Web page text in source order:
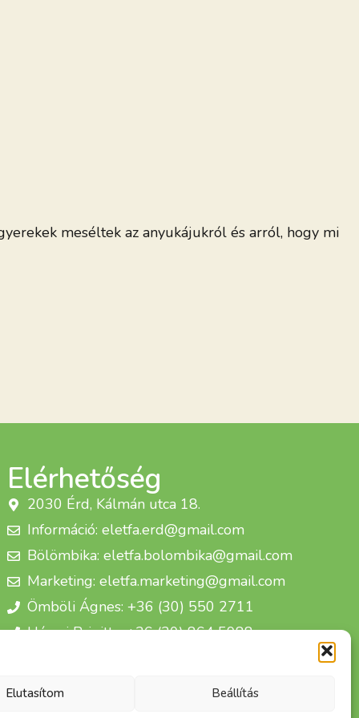
Elutasítom Beállítás
meséltek az anyukájukról és arról, hogy mi
Elérhetőség
2030 Érd, Kálmán utca 18.
Információ: eletfa.erd@gmail.com
Bölömbika: eletfa.bolombika@gmail.com
Marketing: eletfa.marketing@gmail.com
Ömböli Ágnes: +36 (30) 550 2711
Hárosi Brigitta: +36 (30) 864 5988